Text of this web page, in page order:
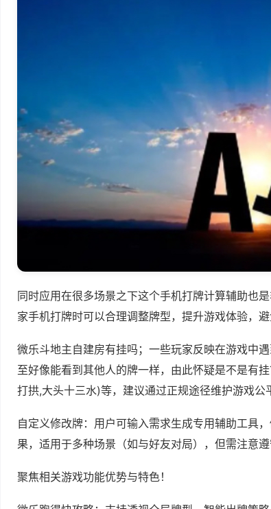
同时应用在很多场景之下这个手机打牌计算辅助也
家手机打牌时可以合理调整牌型，提升游戏体验，避
微乐斗地主自建房有挂吗；一些玩家反映在游戏中
至好像能看到其他人的牌一样，由此怀疑是不是有
打拱,大头十三水)等，建议通过正规途径维护游戏公
自定义修改牌：用户可输入需求生成专用辅助工具
果，适用于多种场景（如与好友对局），但需注意
聚焦相关游戏功能优势与特色！